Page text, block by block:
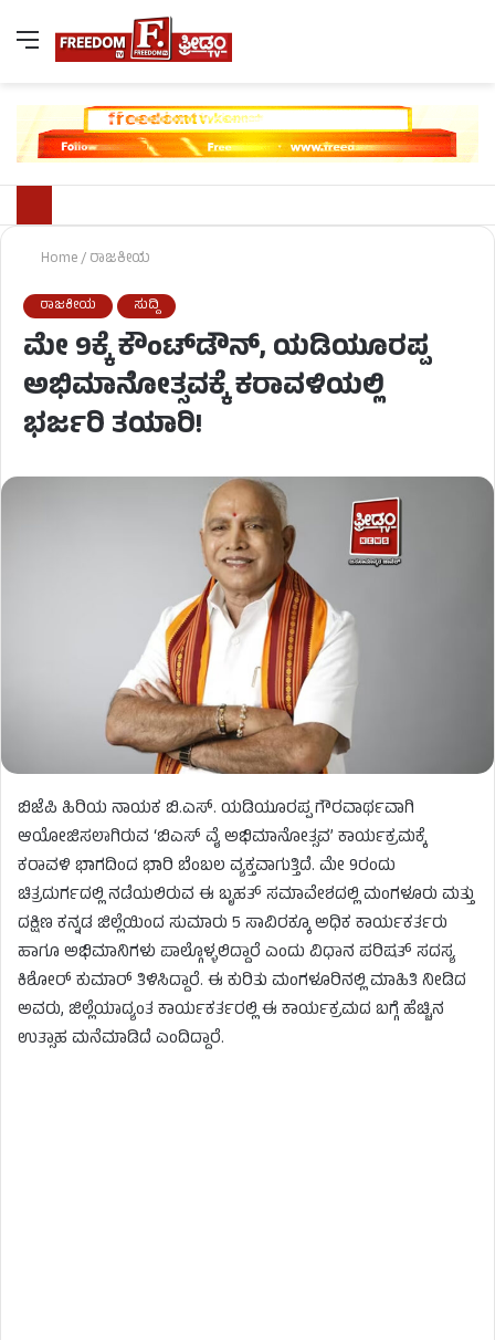
Home/ರಾಜಕೀಯ
ರಾಜಕೀಯ ಸುದ್ದಿ
ಮೇ 9ಕ್ಕೆ ಕೌಂಟ್​​ಡೌನ್, ಯಡಿಯೂರಪ್ಪ
ಅಭಿಮಾನೋತ್ಸವಕ್ಕೆ ಕರಾವಳಿಯಲ್ಲಿ
ಭರ್ಜರಿ ತಯಾರಿ!
ಬಿಜೆಪಿ ಹಿರಿಯ ನಾಯಕ ಬಿ.ಎಸ್. ಯಡಿಯೂರಪ್ಪ ಗೌರವಾರ್ಥವಾಗಿ
ಆಯೋಜಿಸಲಾಗಿರುವ ‘ಬಿಎಸ್ ವೈ ಅಭಿಮಾನೋತ್ಸವ’ ಕಾರ್ಯಕ್ರಮಕ್ಕೆ
ಕರಾವಳಿ ಭಾಗದಿಂದ ಭಾರಿ ಬೆಂಬಲ ವ್ಯಕ್ತವಾಗುತ್ತಿದೆ. ಮೇ 9ರಂದು
ಚಿತ್ರದುರ್ಗದಲ್ಲಿ ನಡೆಯಲಿರುವ ಈ ಬೃಹತ್ ಸಮಾವೇಶದಲ್ಲಿ ಮಂಗಳೂರು ಮತ್ತು
ದಕ್ಷಿಣ ಕನ್ನಡ ಜಿಲ್ಲೆಯಿಂದ ಸುಮಾರು 5 ಸಾವಿರಕ್ಕೂ ಅಧಿಕ ಕಾರ್ಯಕರ್ತರು
ಹಾಗೂ ಅಭಿಮಾನಿಗಳು ಪಾಲ್ಗೊಳ್ಳಲಿದ್ದಾರೆ ಎಂದು ವಿಧಾನ ಪರಿಷತ್ ಸದಸ್ಯ
ಕಿಶೋರ್ ಕುಮಾರ್ ತಿಳಿಸಿದ್ದಾರೆ. ಈ ಕುರಿತು ಮಂಗಳೂರಿನಲ್ಲಿ ಮಾಹಿತಿ ನೀಡಿದ
ಅವರು, ಜಿಲ್ಲೆಯಾದ್ಯಂತ ಕಾರ್ಯಕರ್ತರಲ್ಲಿ ಈ ಕಾರ್ಯಕ್ರಮದ ಬಗ್ಗೆ ಹೆಚ್ಚಿನ
ಉತ್ಸಾಹ ಮನೆಮಾಡಿದೆ ಎಂದಿದ್ದಾರೆ.